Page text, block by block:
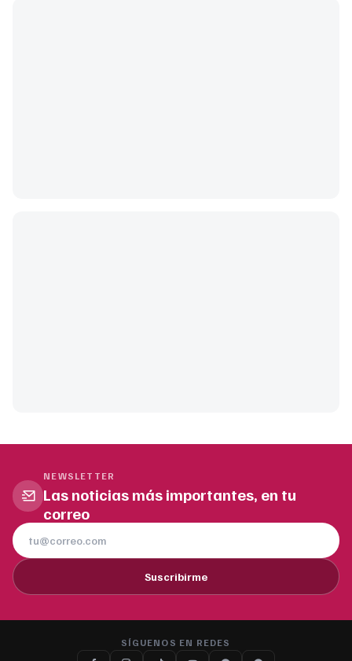
NEWSLETTER
Las noticias más importantes, en tu
correo
Suscribirme
SÍGUENOS EN REDES